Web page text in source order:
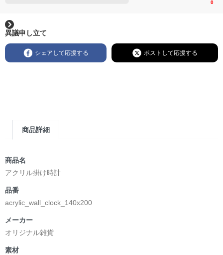
▶︎刺すように燃えるような眼差しは
[第2作品: 通常版.小説のみ.]
＜著者＞ 凛々風 猛 -リリカゼタケル
日本語版: https://amzn.asia/d/7GbUq3Z
[主人公である小説家の遺作]を絵本化。
＜小説/絵本版＞ 凛々風猛 -ririkazetakeru
英語版: https://amzn.asia/d/8u7Cebe
＿＿＿＿＿＿＿＿＿＿＿＿＿＿＿＿＿＿＿＿＿＿
▶︎刺すように燃えるような眼差しは [+挿画51作品版]
＜著者: 絵本/挿画作成＞ 凛々風 猛 -リリカゼタケル
日本語版: https://amzn.asia/d/8oNk92Q
0
異議申し立て
シェアして応援する ポストして応援する
商品詳細
商品名
アクリル掛け時計
品番
acrylic_wall_clock_140x200
メーカー
オリジナル雑貨
素材